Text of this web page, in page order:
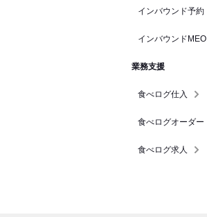
インバウンド予約
インバウンドMEO
業務支援
食べログ仕入
食べログオーダー
食べログ求人